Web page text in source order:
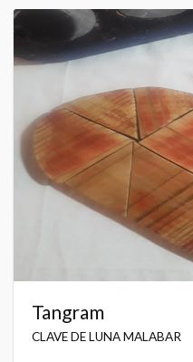
Tangram
CLAVE DE LUNA MALABAR